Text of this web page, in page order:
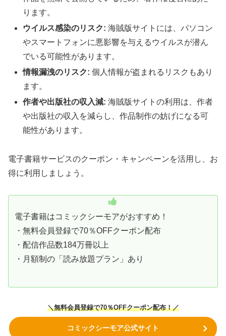
ります。
ウイルス感染のリスク: 海賊版サイトには、パソコン
やスマートフォンに悪影響を与えるウイルスが潜ん
でいる可能性があります。
情報漏洩のリスク: 個人情報が盗まれるリスクもあり
ます。
作者や出版社の収入減: 海賊版サイトの利用は、作者
や出版社の収入を減らし、作品制作の妨げになる可
能性があります。
電子書籍サービスのクーポン・キャンペーンを活用し、お
得に利用しましょう。
電子書籍はコミックシーモアがおすすめ！
・無料会員登録で70％OFFクーポン配布
・配信作品数184万冊以上
・月額制の「読み放題プラン」あり
＼無料会員登録で70％OFFクーポン配布！／
コミックシーモア公式サイト